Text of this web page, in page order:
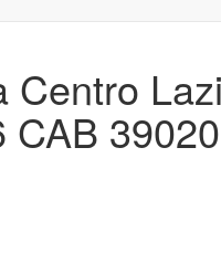
Centro
CAB 39020